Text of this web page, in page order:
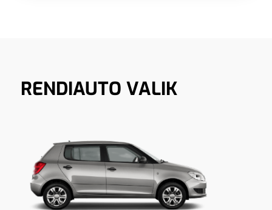
RENDIAUTO VALIK